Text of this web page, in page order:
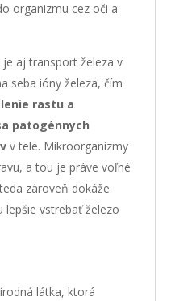
organizmu cez oči a
aj transport železa v
seba ióny železa, čím
rastu a
patogénnych
v tele. Mikroorganizmy
a tou je práve voľné
zároveň dokáže
vstrebať železo
látka, ktorá